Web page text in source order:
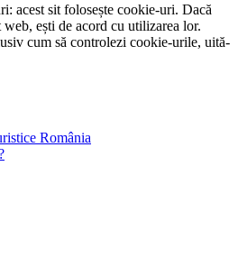
acest sit folosește cookie-uri. Dacă
ești de acord cu utilizarea lor.
cum să controlezi cookie-urile, uită-
România